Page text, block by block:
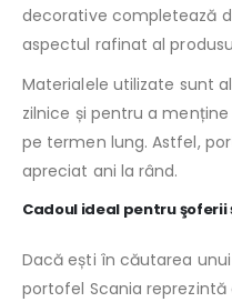
decorative completează
aspectul rafinat al
Materialele utilizate sunt
zilnice și pentru a
pe termen lung. Astfel,
apreciat ani la rând.
Cadoul ideal pentru şoferii
Dacă ești în căutarea
portofel Scania reprezintă